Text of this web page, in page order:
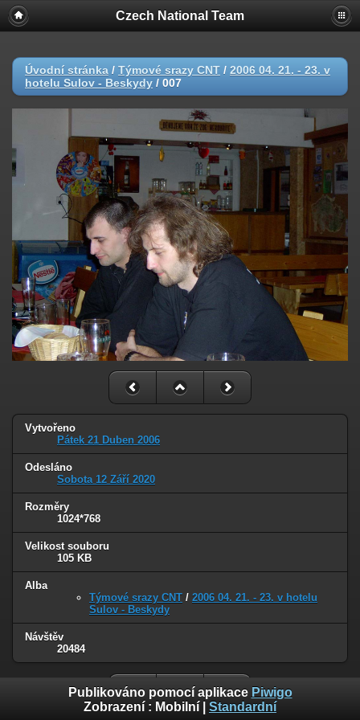
Czech National Team
Úvodní stránka / Týmové srazy CNT / 2006 04. 21. - 23. v
hotelu Sulov - Beskydy / 007
Vytvořeno
Pátek 21 Duben 2006
Odesláno
Sobota 12 Září 2020
Rozměry
1024*768
Velikost souboru
105 KB
Alba
Týmové srazy CNT / 2006 04. 21. - 23. v hotelu
Sulov - Beskydy
Návštěv
20484
Publikováno pomocí aplikace Piwigo
Zobrazení : Mobilní Standardní